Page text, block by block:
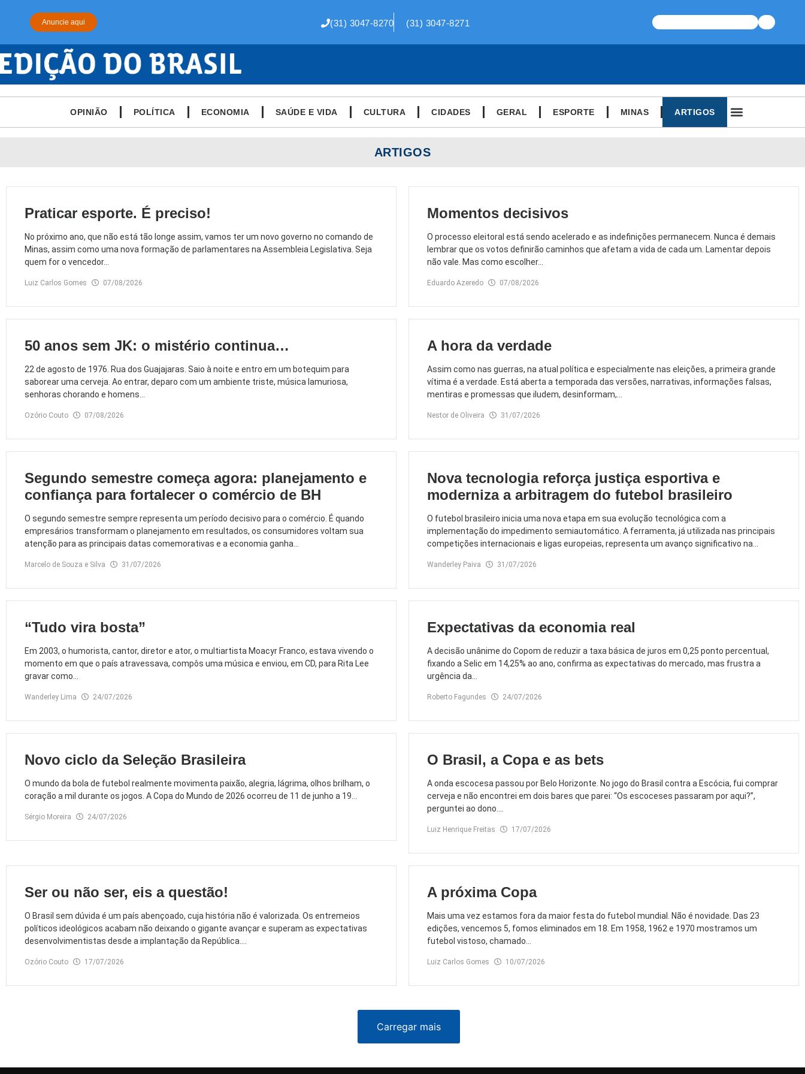
Anuncie aqui (31) 3047-8270 (31) 3047-8271
OPINIÃO POLÍTICA ECONOMIA SAÚDE E VIDA CULTURA CIDADES GERAL ESPORTE MINAS ARTIGOS
ARTIGOS
Praticar esporte. É preciso!
No próximo ano, que não está tão longe assim, vamos ter um novo governo no comando de
Minas, assim como uma nova formação de parlamentares na Assembleia Legislativa. Seja
quem for o vencedor...
Luiz Carlos Gomes 07/08/2026
Momentos decisivos
O processo eleitoral está sendo acelerado e as indefinições permanecem. Nunca é demais
lembrar que os votos definirão caminhos que afetam a vida de cada um. Lamentar depois
não vale. Mas como escolher...
Eduardo Azeredo 07/08/2026
50 anos sem JK: o mistério continua…
22 de agosto de 1976. Rua dos Guajajaras. Saio à noite e entro em um botequim para
saborear uma cerveja. Ao entrar, deparo com um ambiente triste, música lamuriosa,
senhoras chorando e homens...
Ozório Couto 07/08/2026
A hora da verdade
Assim como nas guerras, na atual política e especialmente nas eleições, a primeira grande
vítima é a verdade. Está aberta a temporada das versões, narrativas, informações falsas,
mentiras e promessas que iludem, desinformam,...
Nestor de Oliveira 31/07/2026
Segundo semestre começa agora: planejamento e
confiança para fortalecer o comércio de BH
O segundo semestre sempre representa um período decisivo para o comércio. É quando
empresários transformam o planejamento em resultados, os consumidores voltam sua
atenção para as principais datas comemorativas e a economia ganha...
Marcelo de Souza e Silva 31/07/2026
Nova tecnologia reforça justiça esportiva e
moderniza a arbitragem do futebol brasileiro
O futebol brasileiro inicia uma nova etapa em sua evolução tecnológica com a
implementação do impedimento semiautomático. A ferramenta, já utilizada nas principais
competições internacionais e ligas europeias, representa um avanço significativo na...
Wanderley Paiva 31/07/2026
“Tudo vira bosta”
Em 2003, o humorista, cantor, diretor e ator, o multiartista Moacyr Franco, estava vivendo o
momento em que o país atravessava, compôs uma música e enviou, em CD, para Rita Lee
gravar como...
Wanderley Lima 24/07/2026
Expectativas da economia real
A decisão unânime do Copom de reduzir a taxa básica de juros em 0,25 ponto percentual,
fixando a Selic em 14,25% ao ano, confirma as expectativas do mercado, mas frustra a
urgência da...
Roberto Fagundes 24/07/2026
Novo ciclo da Seleção Brasileira
O mundo da bola de futebol realmente movimenta paixão, alegria, lágrima, olhos brilham, o
coração a mil durante os jogos. A Copa do Mundo de 2026 ocorreu de 11 de junho a 19...
Sérgio Moreira 24/07/2026
O Brasil, a Copa e as bets
A onda escocesa passou por Belo Horizonte. No jogo do Brasil contra a Escócia, fui comprar
cerveja e não encontrei em dois bares que parei: “Os escoceses passaram por aqui?”,
perguntei ao dono....
Luiz Henrique Freitas 17/07/2026
Ser ou não ser, eis a questão!
O Brasil sem dúvida é um país abençoado, cuja história não é valorizada. Os entremeios
políticos ideológicos acabam não deixando o gigante avançar e superam as expectativas
desenvolvimentistas desde a implantação da República....
Ozório Couto 17/07/2026
A próxima Copa
Mais uma vez estamos fora da maior festa do futebol mundial. Não é novidade. Das 23
edições, vencemos 5, fomos eliminados em 18. Em 1958, 1962 e 1970 mostramos um
futebol vistoso, chamado...
Luiz Carlos Gomes 10/07/2026
Carregar mais